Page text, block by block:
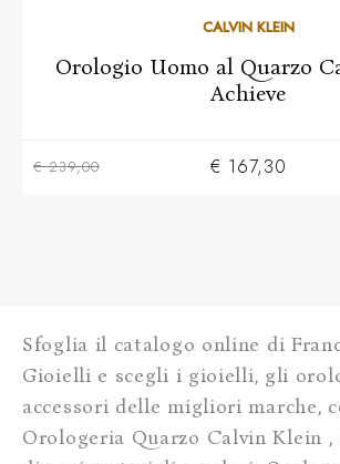
CALVIN KLEIN
Orologio Uomo al Quarzo
Achieve
€ 239,00 € 167,30
Sfoglia il catalogo online di
Gioielli e scegli i gioielli, gli
accessori delle migliori marche,
Orologeria Quarzo Calvin Klein